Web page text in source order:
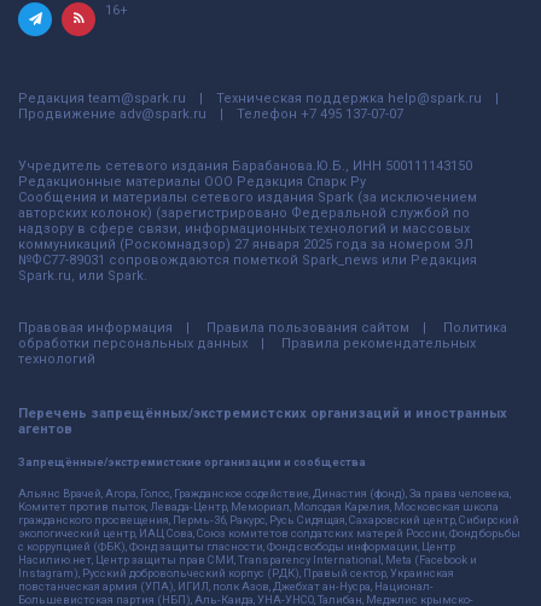
16+
Редакция team@spark.ru Техническая поддержка help@spark.ru
Продвижение adv@spark.ru Телефон +7 495 137-07-07
Учредитель сетевого издания Барабанова.Ю.Б., ИНН 500111143150
Редакционные материалы ООО Редакция Спарк Ру
Сообщения и материалы сетевого издания Spark (за исключением
авторских колонок) (зарегистрировано Федеральной службой по
надзору в сфере связи, информационных технологий и массовых
коммуникаций (Роскомнадзор) 27 января 2025 года за номером ЭЛ
№ФС77-89031 сопровождаются пометкой Spark_news или Редакция
Spark.ru, или Spark.
Правовая информация Правила пользования сайтом
Политика
обработки персональных данных
Правила рекомендательных
технологий
Перечень запрещённых/экстремистских организаций и иностранных
агентов
Запрещённые/экстремистские организации и сообщества
Альянс Врачей, Агора, Голос, Гражданское содействие, Династия (фонд), За права человека,
Комитет против пыток, Левада-Центр, Мемориал, Молодая Карелия, Московская школа
гражданского просвещения, Пермь-36, Ракурс, Русь Сидящая, Сахаровский центр, Сибирский
экологический центр, ИАЦ Сова, Союз комитетов солдатских матерей России, Фонд борьбы
с коррупцией (ФБК), Фонд защиты гласности, Фонд свободы информации, Центр
Насилию.нет, Центр защиты прав СМИ, Transparency International, Meta (Facebook и
Instagram), Русский добровольческий корпус (РДК), Правый сектор, Украинская
повстанческая армия (УПА), ИГИЛ, полк Азов, Джебхат ан-Нусра, Национал-
Большевистская партия (НБП), Аль-Каида, УНА-УНСО, Талибан, Меджлис крымско-